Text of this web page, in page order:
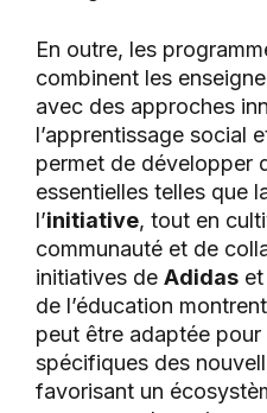
En outre, les
combinent les
avec des approches
l’apprentissage social
permet de développer
essentielles telles que
l’initiative, tout en
communauté et de
initiatives de Adidas et
de l’éducation
peut être adaptée
spécifiques des
favorisant un